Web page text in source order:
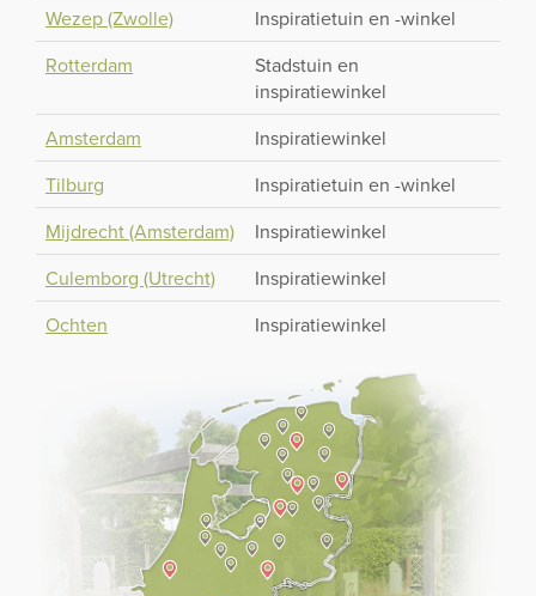
Wezep (Zwolle)
Inspiratietuin en -winkel
Rotterdam
Stadstuin en
inspiratiewinkel
Amsterdam
Inspiratiewinkel
Tilburg
Inspiratietuin en -winkel
Mijdrecht (Amsterdam)
Inspiratiewinkel
Culemborg (Utrecht)
Inspiratiewinkel
Ochten
Inspiratiewinkel